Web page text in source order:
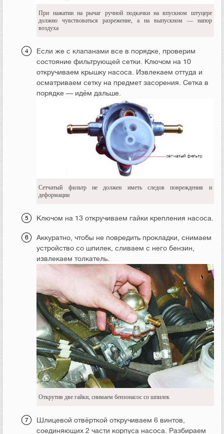
При нажатии на рычаг ручной подкачки на впускном штуцере
должно чувствоваться разрежение, а на выпускном — напор
воздуха
Если же с клапанами все в порядке, проверим
состояние фильтрующей сетки. Ключом на 10
откручиваем крышку насоса. Извлекаем оттуда и
осматриваем сетку на предмет засорения. Сетка в
порядке — идём дальше.
Сетчатый фильтр не должен иметь следов повреждения и
деформации
Ключом на 13 откручиваем гайки крепления насоса.
Аккуратно, чтобы не повредить прокладки, снимаем
устройство со шпилек, сливаем с него бензин,
извлекаем толкатель.
Открутив две гайки, снимаем бензонасос со шпилек
Шлицевой отвёрткой откручиваем 6 винтов,
соединяющих 2 части корпуса насоса. Разбираем